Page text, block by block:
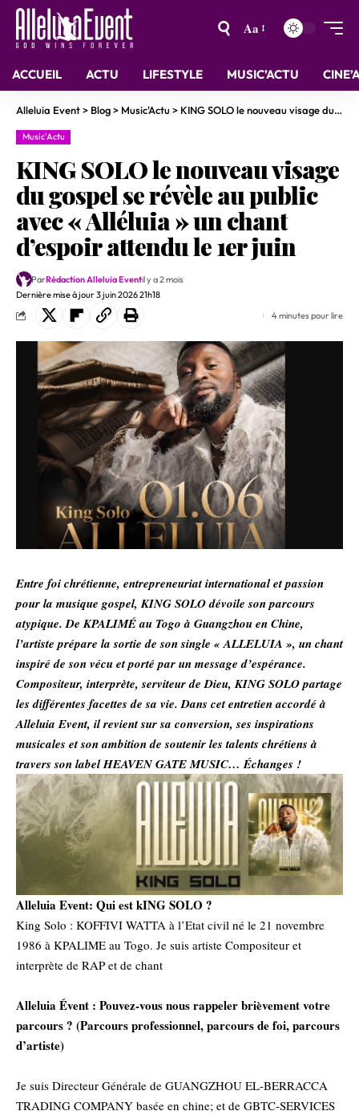
Aa
ACCUEIL ACTU LIFESTYLE MUSIC’ACTU
Alleluia Event> Blog> Music'Actu > KING SOLO le nouveau visage du gospel se révèle au public avec « Alléluia » un chant d’espoir attendu le 1er juin
Music'Actu
KING SOLO le nouveau visage
du gospel se révèle au public
avec « Alléluia » un chant
d’espoir attendu le 1er juin
Dernière mise à jour 3 juin 2026 21h18
ParRédaction Alleluia Eventil y a 2 mois
4 minutes pour lire
‎Entre foi chrétienne, entrepreneuriat international et passion
pour la musique gospel, KING SOLO dévoile son parcours
atypique. De KPALIMÉ au Togo à Guangzhou en Chine,
l’artiste prépare la sortie de son single « ALLELUIA », un chant
inspiré de son vécu et porté par un message d’espérance.
Compositeur, interprète, serviteur de Dieu, KING SOLO partage
les différentes facettes de sa vie. Dans cet entretien accordé à
Alleluia Event, il revient sur sa conversion, ses inspirations
musicales et son ambition de soutenir les talents chrétiens à
travers son label HEAVEN GATE MUSIC… Échanges !
‎Alleluia Event: Qui est kING SOLO ?
‎King Solo : KOFFIVI WATTA à l’Etat civil né le 21 novembre
1986 à KPALIME au Togo. Je suis artiste Compositeur et
interprète de RAP et de chant
‎Alleluia Évent : Pouvez-vous nous rappeler brièvement votre
parcours ? (Parcours professionnel, parcours de foi, parcours
d’artiste)
‎Je suis Directeur Générale de GUANGZHOU EL-BERRACCA
TRADING COMPANY basée en chine; et de GBTC-SERVICES